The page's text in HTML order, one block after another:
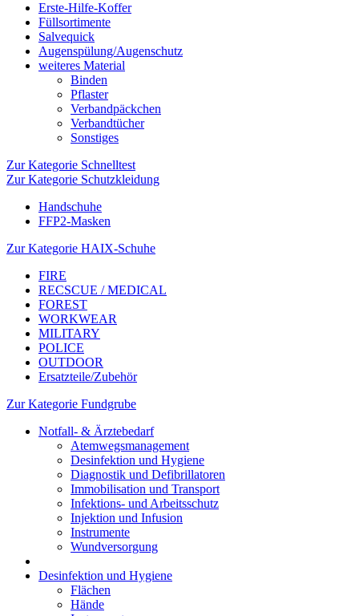
Erste-Hilfe-Koffer
Füllsortimente
Salvequick
Augenspülung/Augenschutz
weiteres Material
Binden
Pflaster
Verbandpäckchen
Verbandtücher
Sonstiges
Zur Kategorie Schnelltest
Zur Kategorie Schutzkleidung
Handschuhe
FFP2-Masken
Zur Kategorie HAIX-Schuhe
FIRE
RECSCUE / MEDICAL
FOREST
WORKWEAR
MILITARY
POLICE
OUTDOOR
Ersatzteile/Zubehör
Zur Kategorie Fundgrube
Notfall- & Ärztebedarf
Atemwegsmanagement
Desinfektion und Hygiene
Diagnostik und Defibrillatoren
Immobilisation und Transport
Infektions- und Arbeitsschutz
Injektion und Infusion
Instrumente
Wundversorgung
Desinfektion und Hygiene
Flächen
Hände